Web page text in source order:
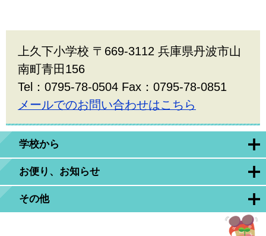
学校から
お便り、お知らせ
その他
上久下小学校 〒669-3112 兵庫県丹波市山
南町青田156
Tel：0795-78-0504 Fax：0795-78-0851
メールでのお問い合わせはこちら